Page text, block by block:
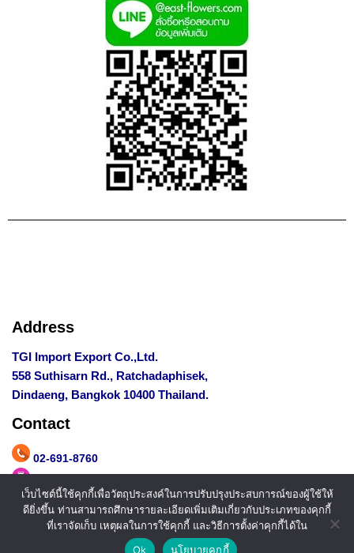
Address
TGI Import Export Co.,Ltd.
558 Suthisarn Rd., Ratchadaphisek,
Dindaeng, Bangkok 10400 Thailand.
Contact
02-691-8760
admin_ef@ethosgr.com
@east-flowers.com
เว็บไซต์นี้ใช้คุกกี้เพื่อวัตถุประสงค์ในการปรับปรุงประสบการณ์ของผู้ใช้ให้
ดียิ่งขึ้น ท่านสามารถศึกษารายละเอียดเพิ่มเติมเกี่ยวกับประเภทของคุกกี้
ที่เราจัดเก็บ เหตุผลในการใช้คุกกี้ และวิธีการตั้งค่าคุกกี้ได้ใน
Ok
นโยบายคุกกี้